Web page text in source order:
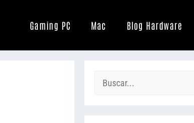
Gaming PC Mac Blog Hardware